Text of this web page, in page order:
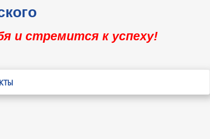
и стремится к успеху!